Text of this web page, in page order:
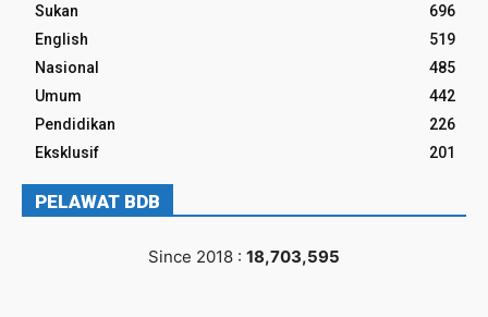
Sukan
696
English
519
Nasional
485
Umum
442
Pendidikan
226
Eksklusif
201
PELAWAT BDB
Since 2018 : 18,703,595